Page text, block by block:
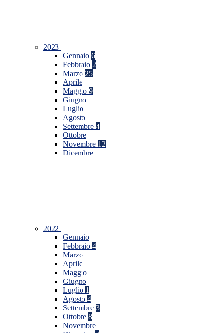
2023
Gennaio 6
Febbraio 2
Marzo 25
Aprile
Maggio 9
Giugno
Luglio
Agosto
Settembre 4
Ottobre
Novembre 12
Dicembre
2022
Gennaio
Febbraio 4
Marzo
Aprile
Maggio
Giugno
Luglio 1
Agosto 4
Settembre 3
Ottobre 8
Novembre